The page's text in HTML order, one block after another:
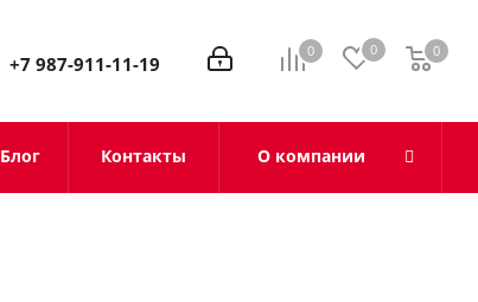
0 0 0
0
+7 987-911-11-19
Блог Контакты О компании